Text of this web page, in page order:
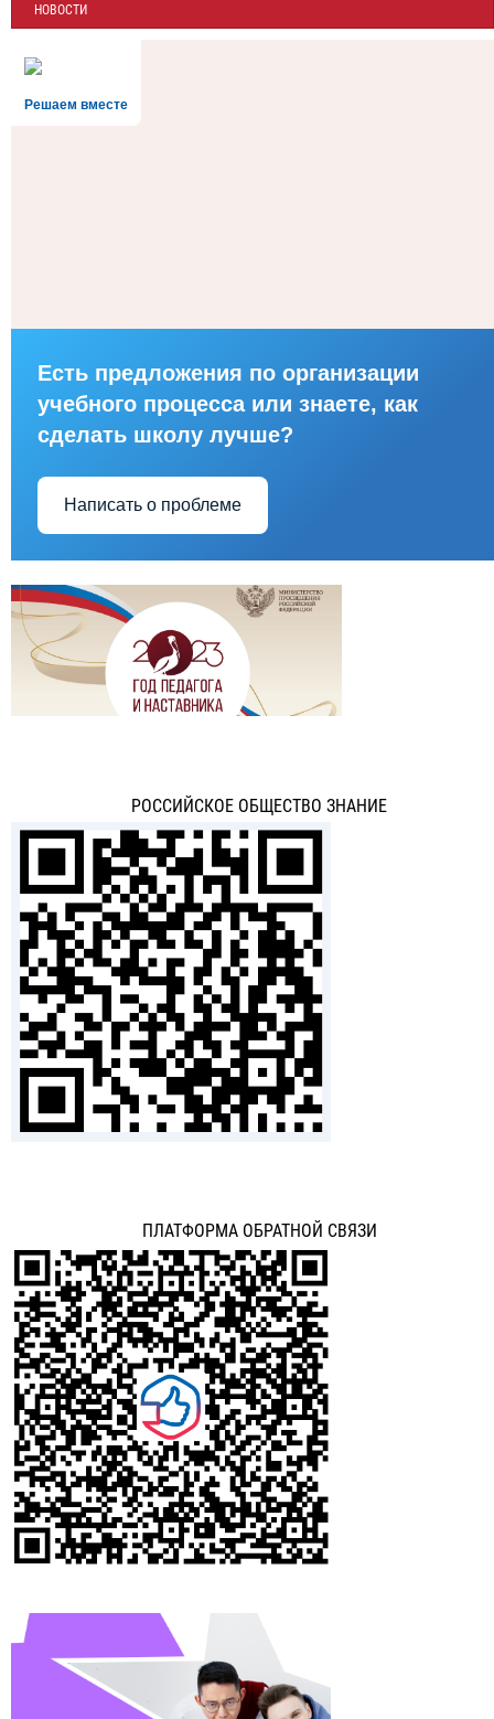
НОВОСТИ
Решаем вместе
Есть предложения по организации
учебного процесса или знаете, как
сделать школу лучше?
Написать о проблеме
РОССИЙСКОЕ ОБЩЕСТВО ЗНАНИЕ
ПЛАТФОРМА ОБРАТНОЙ СВЯЗИ